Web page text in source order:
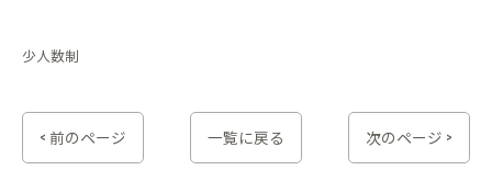
少人数制
< 前のページ 一覧に戻る 次のページ >